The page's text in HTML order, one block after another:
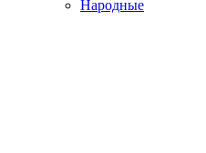
Народные